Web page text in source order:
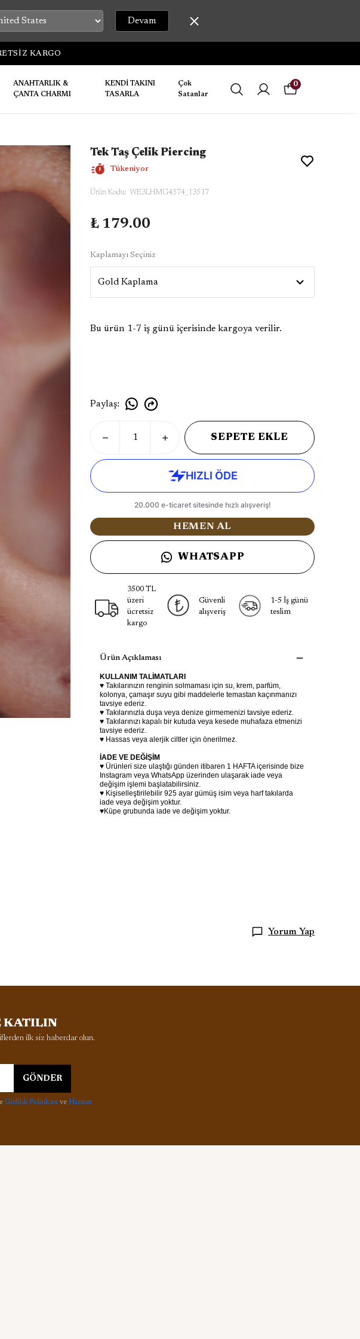
Devam
ANAHTARLIK &
ÇANTA CHARMI
KENDİ TAKINI
TASARLA
Çok
Satanlar
0
Tek Taş Çelik Piercing
Tükeniyor
Ürün Kodu: WE3LHMG4574_13517
₺ 179.00
Kaplamayı Seçiniz
Bu ürün 1-7 iş günü içerisinde kargoya verilir.
Paylaş:
SEPETE EKLE
HEMEN AL
WHATSAPP
3500 TL
üzeri
ücretsiz
kargo
Güvenli
alışveriş
1-5 İş günü
teslim
Ürün Açıklaması
KULLANIM TALİMATLARI
♥ Takılarınızın renginin solmaması için su, krem, parfüm,
kolonya, çamaşır suyu gibi maddelerle temastan kaçınmanızı
tavsiye ederiz.
♥ Takılarınızla duşa veya denize girmemenizi tavsiye ederiz.
♥ Takılarınızı kapalı bir kutuda veya kesede muhafaza etmenizi
tavsiye ederiz.
♥ Hassas veya alerjik ciltler için önerilmez.
İADE VE DEĞİŞİM
♥ Ürünleri size ulaştığı günden itibaren 1 HAFTA içerisinde bize
Instagram veya WhatsApp üzerinden ulaşarak iade veya
değişim işlemi başlatabilirsiniz.
♥ Kişiselleştirilebilir 925 ayar gümüş isim veya harf takılarda
iade veya değişim yoktur.
♥Küpe grubunda iade ve değişim yoktur.
Yorum Yap
KATILIN
ilk siz haberdar olun.
GÖNDER
Gizlilik Politikasıve Hizmet